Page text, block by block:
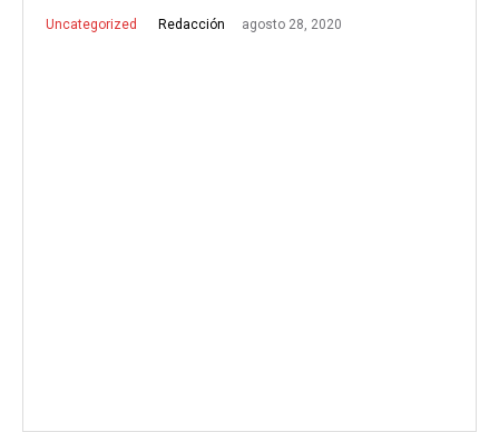
Uncategorized Redacción agosto 28, 2020